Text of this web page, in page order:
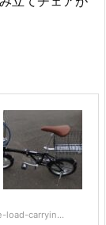
load-carryin...